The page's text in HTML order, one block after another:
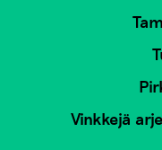
Vinkkejä